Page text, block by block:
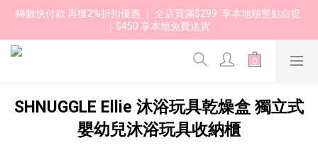
轉數快付款 再獲2%折扣優惠 ｜ 全店買滿$299  享本地順豐點自提
｜$450 享本地免費送貨
SHNUGGLE Ellie 沐浴玩具乾燥盒 獨立式
嬰幼兒沐浴玩具收納櫃